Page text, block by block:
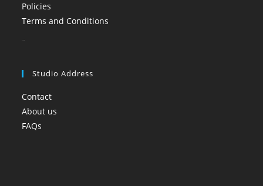
Policies
Terms and Conditions
Studio Address
Contact
About us
FAQs